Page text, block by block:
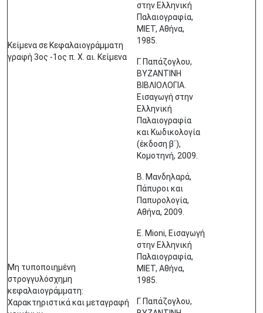
Κείμενα σε Κεφαλαιογράμματη
γραφή 3ος -1ος π. Χ. αι. Κείμενα
στην Ελληνική
Παλαιογραφία,
ΜΙΕΤ, Αθήνα,
1985.
Γ. Παπάζογλου,
ΒΥΖΑΝΤΙΝΗ
ΒΙΒΛΙΟΛΟΓΙΑ.
Εισαγωγή στην
Ελληνική
Παλαιογραφία
και Κωδικολογία
(έκδοση β΄),
Κομοτηνή, 2009.
Μη τυποποιημένη
στρογγυλόσχημη
κεφαλαιογράμματη:
Χαρακτηριστικά και μεταγραφή
Β. Μανδηλαρά,
Πάπυροι και
Παπυρολογία,
Αθήνα, 2009.
E. Mioni, Εισαγωγή
στην Ελληνική
Παλαιογραφία,
ΜΙΕΤ, Αθήνα,
1985.
Γ. Παπάζογλου,